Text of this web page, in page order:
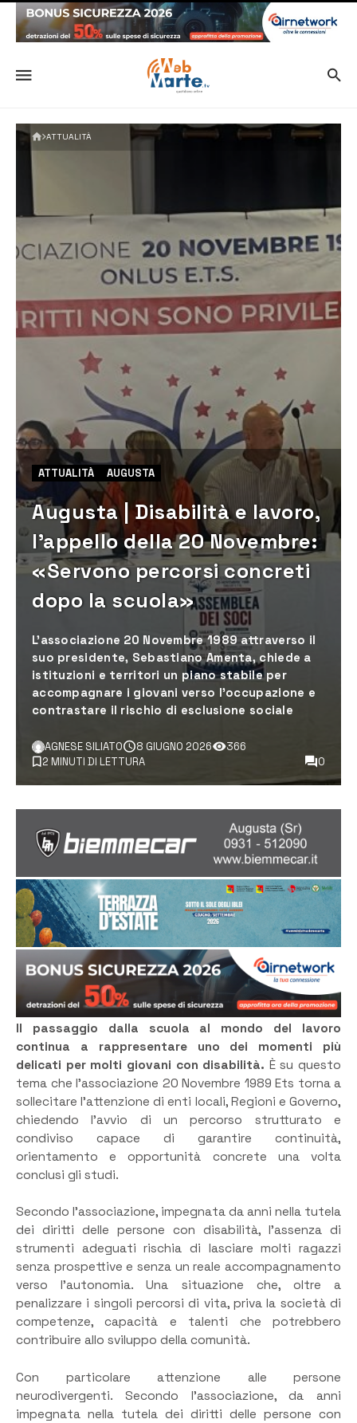
ATTUALITÀ
ATTUALITÀ AUGUSTA
Augusta | Disabilità e lavoro,
l’appello della 20 Novembre:
«Servono percorsi concreti
dopo la scuola»
L’associazione 20 Novembre 1989 attraverso il
suo presidente, Sebastiano Amenta, chiede a
istituzioni e territori un piano stabile per
accompagnare i giovani verso l’occupazione e
contrastare il rischio di esclusione sociale
AGNESE SILIATO 8 GIUGNO 2026
366
2 MINUTI DI LETTURA
0
Il passaggio dalla scuola al mondo del lavoro
continua a rappresentare uno dei momenti più
delicati per molti giovani con disabilità. È su questo
tema che l’associazione 20 Novembre 1989 Ets torna a
sollecitare l’attenzione di enti locali, Regioni e Governo,
chiedendo l’avvio di un percorso strutturato e
condiviso capace di garantire continuità,
orientamento e opportunità concrete una volta
conclusi gli studi.
Secondo l’associazione, impegnata da anni nella tutela
dei diritti delle persone con disabilità, l’assenza di
strumenti adeguati rischia di lasciare molti ragazzi
senza prospettive e senza un reale accompagnamento
verso l’autonomia. Una situazione che, oltre a
penalizzare i singoli percorsi di vita, priva la società di
competenze, capacità e talenti che potrebbero
contribuire allo sviluppo della comunità.
Con particolare attenzione alle persone
neurodivergenti. Secondo l’associazione, da anni
impegnata nella tutela dei diritti delle persone con